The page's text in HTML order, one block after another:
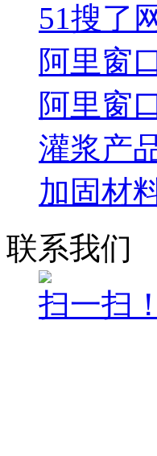
51搜了
阿里窗
阿里窗
灌浆产
加固材
联系我们
扫一扫！